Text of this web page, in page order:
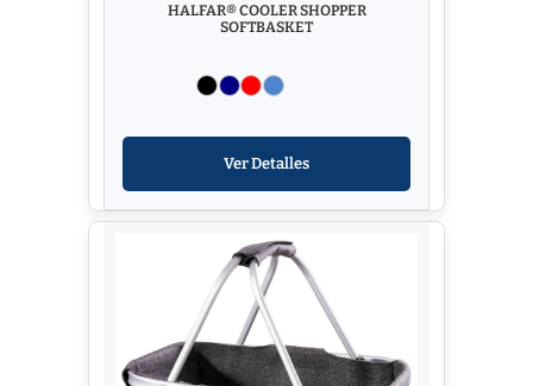
HALFAR® COOLER SHOPPER
SOFTBASKET
Ver Detalles